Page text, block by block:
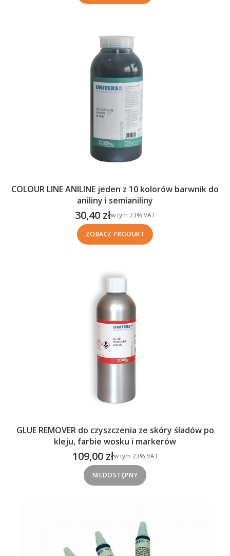
COLOUR LINE ANILINE jeden z 10 kolorów barwnik do
aniliny i semianiliny
Cena brutto
30,40 złw tym %s VAT
w tym 23% VAT
ZOBACZ PRODUKT
GLUE REMOVER do czyszczenia ze skóry śladów po
kleju, farbie wosku i markerów
Cena brutto
109,00 złw tym %s VAT
w tym 23% VAT
NIEDOSTĘPNY